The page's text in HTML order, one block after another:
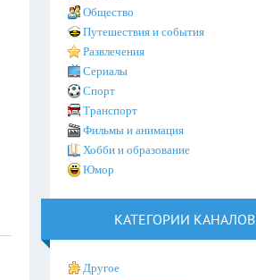
Общество
Путешествия и события
Развлечения
Сериалы
Спорт
Транспорт
Фильмы и анимация
Хобби и образование
Юмор
КАТЕГОРИИ КАНАЛОВ
Другое